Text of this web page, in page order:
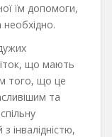
їм допомоги,
що мають
того, що це
та
інвалідністю,